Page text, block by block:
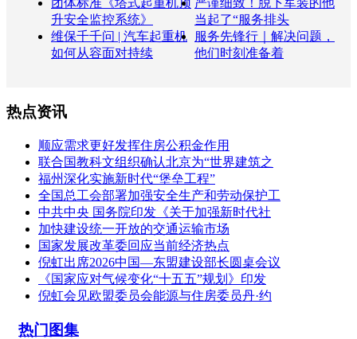
升安全监控系统》
当起了“服务排头
维保千千问 | 汽车起重机
如何从容面对持续
服务先锋行｜解决问题，
他们时刻准备着
热点资讯
顺应需求更好发挥住房公积金作用
联合国教科文组织确认北京为“世界建筑之
福州深化实施新时代“堡垒工程”
全国总工会部署加强安全生产和劳动保护工
中共中央 国务院印发《关于加强新时代社
加快建设统一开放的交通运输市场
国家发展改革委回应当前经济热点
倪虹出席2026中国—东盟建设部长圆桌会议
《国家应对气候变化“十五五”规划》印发
倪虹会见欧盟委员会能源与住房委员丹·约
热门图集